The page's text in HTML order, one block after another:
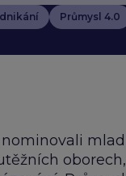
Průmysl 4.0
oborech,